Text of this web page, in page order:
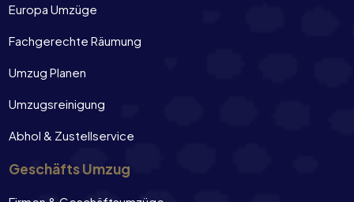
Europa Umzüge
Fachgerechte Räumung
Umzug Planen
Umzugsreinigung
Abhol & Zustellservice
Geschäfts Umzug